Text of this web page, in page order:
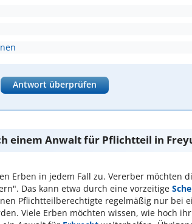
Antwort überprüfen
einem Anwalt für Pflichtteil in
Erben in jedem Fall zu. Vererber möchten
Das kann etwa durch eine vorzeitige
Pflichtteilberechtigte regelmäßig nur bei
Viele Erben möchten wissen, wie hoch